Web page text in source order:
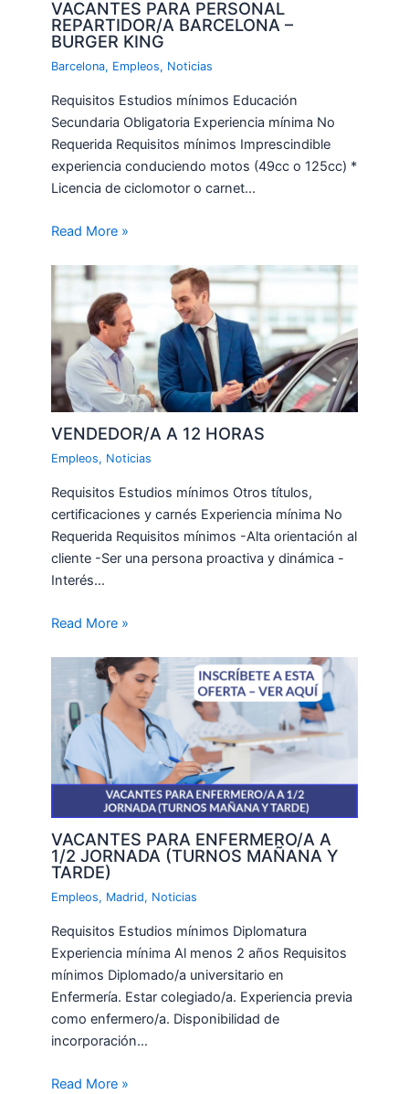
VACANTES PARA PERSONAL
REPARTIDOR/A BARCELONA –
BURGER KING
Barcelona, Empleos, Noticias
Requisitos Estudios mínimos Educación
Secundaria Obligatoria Experiencia mínima No
Requerida Requisitos mínimos Imprescindible
experiencia conduciendo motos (49cc o 125cc) *
Licencia de ciclomotor o carnet…
Read More »
VENDEDOR/A A 12 HORAS
Empleos, Noticias
Requisitos Estudios mínimos Otros títulos,
certificaciones y carnés Experiencia mínima No
Requerida Requisitos mínimos -Alta orientación al
cliente -Ser una persona proactiva y dinámica -
Interés…
Read More »
VACANTES PARA ENFERMERO/A A
1/2 JORNADA (TURNOS MAÑANA Y
TARDE)
Empleos, Madrid, Noticias
Requisitos Estudios mínimos Diplomatura
Experiencia mínima Al menos 2 años Requisitos
mínimos Diplomado/a universitario en
Enfermería. Estar colegiado/a. Experiencia previa
como enfermero/a. Disponibilidad de
incorporación…
Read More »